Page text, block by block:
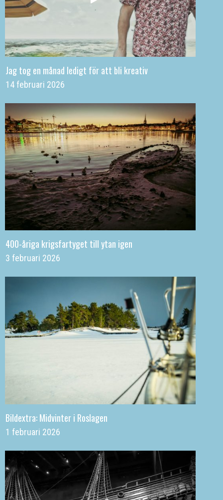
Jag tog en månad ledigt för att bli kreativ
14 februari 2026
400-åriga krigsfartyget till ytan igen
3 februari 2026
Bildextra: Midvinter i Roslagen
1 februari 2026